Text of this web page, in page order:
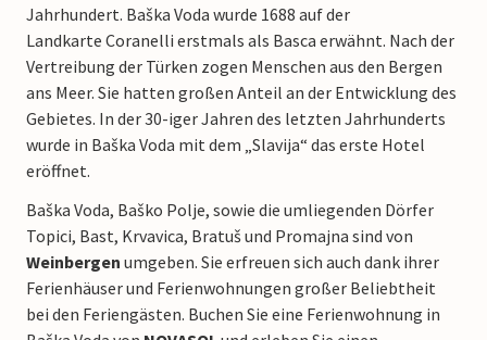
Jahrhundert. Baška Voda wurde 1688 auf der
Landkarte Coranelli erstmals als Basca erwähnt. Nach der
Vertreibung der Türken zogen Menschen aus den Bergen
ans Meer. Sie hatten großen Anteil an der Entwicklung des
Gebietes. In der 30-iger Jahren des letzten Jahrhunderts
wurde in Baška Voda mit dem „Slavija“ das erste Hotel
eröffnet.
Baška Voda, Baško Polje, sowie die umliegenden Dörfer
Topici, Bast, Krvavica, Bratuš und Promajna sind von
Weinbergen umgeben. Sie erfreuen sich auch dank ihrer
Ferienhäuser und Ferienwohnungen großer Beliebtheit
bei den Feriengästen. Buchen Sie eine Ferienwohnung in